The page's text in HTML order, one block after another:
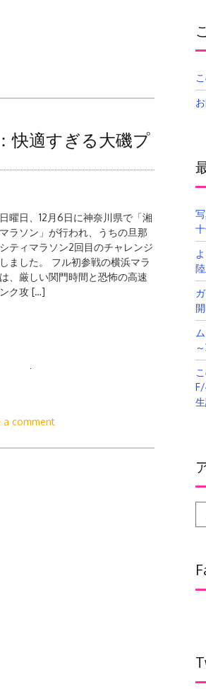
快適すぎる大磯プ
曜日、12月6日に神奈川県で「湘
ラソン」が行われ、うちの旦那
ティマラソン2回目のチャレンジ
ました。 フル初参戦の横浜マラ
、厳しい関門時間と恐怖の高速
ク攻 […]
a comment
ブ